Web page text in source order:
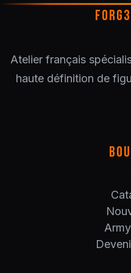
Atelier français
haute définition de